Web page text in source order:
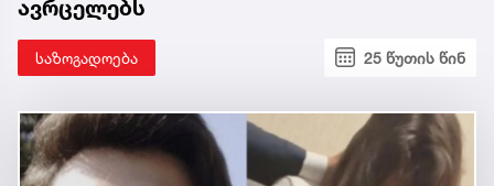
ავრცელებს
საზოგადოება 25 წუთის წინ